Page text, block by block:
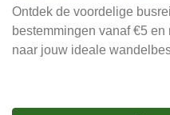
Ontdek de voordelige
bestemmingen vanaf €5
naar jouw ideale